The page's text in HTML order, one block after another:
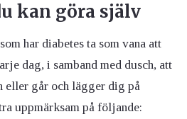
kan göra själv
har diabetes ta som vana att
dag, i samband med dusch, att
eller går och lägger dig på
uppmärksam på följande: